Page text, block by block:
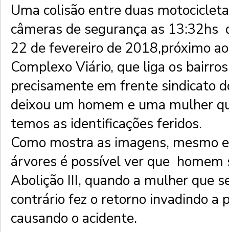
Uma colisão entre duas
câmeras de segurança as 13:32hs
22 de fevereiro de 2018,próximo
Complexo Viário, que liga os
precisamente em frente sindicato
deixou um homem e uma mulher
temos as identificações feridos.
Como mostra as imagens, mesmo
árvores é possível ver que homem
Abolição III, quando a mulher que
contrário fez o retorno invadindo a
causando o acidente.